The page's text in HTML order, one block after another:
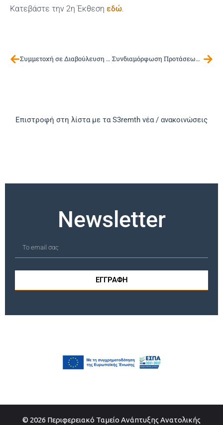
Κατεβάστε την 2η Έκθεση εδώ.
Συμμετοχή σε Διαβούλευση για τις Δεξιότητες στο Πλαίσιο της Διαδικασίας Επιχειρηματικής Ανακάλυψης Συνδιαμόρφωση Προτάσεων Πολιτικής για τη Δίκαιη Ενεργειακή Μετάβαση με Έμφαση στο Κόστος Ενέργειας και την Ενεργειακή Φτώχεια
Επιστροφή στη λίστα με τα S3remth νέα / ανακοινώσεις
Newsletter
ΕΓΓΡΑΦΗ
© 2026 Περιφερειακό Ταμείο Ανάπτυξης Ανατολικής